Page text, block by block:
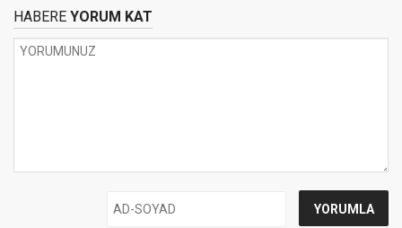
HABERE YORUM KAT